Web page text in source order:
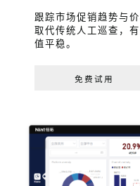
跟踪市场促销趋势与
取代传统人工巡查，
值平稳。
免费试用